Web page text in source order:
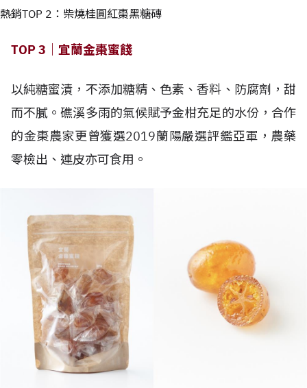
熱銷TOP 2：柴燒桂圓紅棗黑糖磚
TOP 3｜宜蘭金棗蜜餞
以純糖蜜漬，不添加糖精、色素、香料、防腐劑，甜
而不膩。礁溪多雨的氣候賦予金柑充足的水份，合作
的金棗農家更曾獲選2019蘭陽嚴選評鑑亞軍，農藥
零檢出、連皮亦可食用。